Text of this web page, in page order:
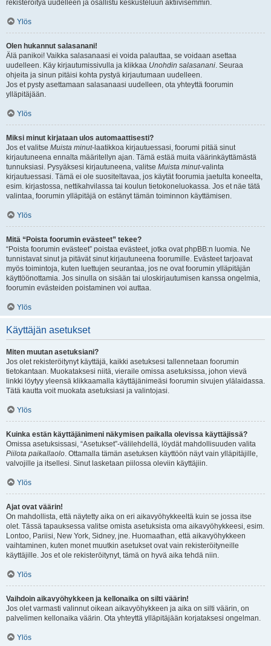
rekisteröityä uudelleen ja osallistu keskusteluun aktiivisemmin.
Ylös
Olen hukannut salasanani!
Älä panikoi! Vaikka salasanaasi ei voida palauttaa, se voidaan asettaa
uudelleen. Käy kirjautumissivulla ja klikkaa Unohdin salasanani. Seuraa
ohjeita ja sinun pitäisi kohta pystyä kirjautumaan uudelleen.
Jos et pysty asettamaan salasanaasi uudelleen, ota yhteyttä foorumin
ylläpitäjään.
Ylös
Miksi minut kirjataan ulos automaattisesti?
Jos et valitse Muista minut-laatikkoa kirjautuessasi, foorumi pitää sinut
kirjautuneena ennalta määritellyn ajan. Tämä estää muita väärinkäyttämästä
tunnuksiasi. Pysyäksesi kirjautuneena, valitse Muista minut-valinta
kirjautuessasi. Tämä ei ole suositeltavaa, jos käytät foorumia jaetulta koneelta,
esim. kirjastossa, nettikahvilassa tai koulun tietokoneluokassa. Jos et näe tätä
valintaa, foorumin ylläpitäjä on estänyt tämän toiminnon käyttämisen.
Ylös
Mitä “Poista foorumin evästeet” tekee?
“Poista foorumin evästeet” poistaa evästeet, jotka ovat phpBB:n luomia. Ne
tunnistavat sinut ja pitävät sinut kirjautuneena foorumille. Evästeet tarjoavat
myös toimintoja, kuten luettujen seurantaa, jos ne ovat foorumin ylläpitäjän
käyttöönottamia. Jos sinulla on sisään tai uloskirjautumisen kanssa ongelmia,
foorumin evästeiden poistaminen voi auttaa.
Ylös
Käyttäjän asetukset
Miten muutan asetuksiani?
Jos olet rekisteröitynyt käyttäjä, kaikki asetuksesi tallennetaan foorumin
tietokantaan. Muokataksesi niitä, vieraile omissa asetuksissa, johon vievä
linkki löytyy yleensä klikkaamalla käyttäjänimeäsi foorumin sivujen ylälaidassa.
Tätä kautta voit muokata asetuksiasi ja valintojasi.
Ylös
Kuinka estän käyttäjänimeni näkymisen paikalla olevissa käyttäjissä?
Omissa asetuksissasi, “Asetukset”-välilehdellä, löydät mahdollisuuden valita
Piilota paikallaolo. Ottamalla tämän asetuksen käyttöön näyt vain ylläpitäjille,
valvojille ja itsellesi. Sinut lasketaan piilossa oleviin käyttäjiin.
Ylös
Ajat ovat väärin!
On mahdollista, että näytetty aika on eri aikavyöhykkeeltä kuin se jossa itse
olet. Tässä tapauksessa valitse omista asetuksista oma aikavyöhykkeesi, esim.
Lontoo, Pariisi, New York, Sidney, jne. Huomaathan, että aikavyöhykkeen
vaihtaminen, kuten monet muutkin asetukset ovat vain rekisteröityneille
käyttäjille. Jos et ole rekisteröitynyt, tämä on hyvä aika tehdä niin.
Ylös
Vaihdoin aikavyöhykkeen ja kellonaika on silti väärin!
Jos olet varmasti valinnut oikean aikavyöhykkeen ja aika on silti väärin, on
palvelimen kellonaika väärin. Ota yhteyttä ylläpitäjään korjataksesi ongelman.
Ylös